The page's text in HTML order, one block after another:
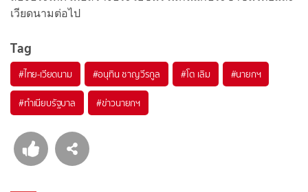
เวียดนามต่อไป
Tag
#ไทย-เวียดนาม #อนุทิน ชาญวีรกูล #โต เลิม #นายกฯ
#ทำเนียบรัฐบาล #ข่าวนายกฯ